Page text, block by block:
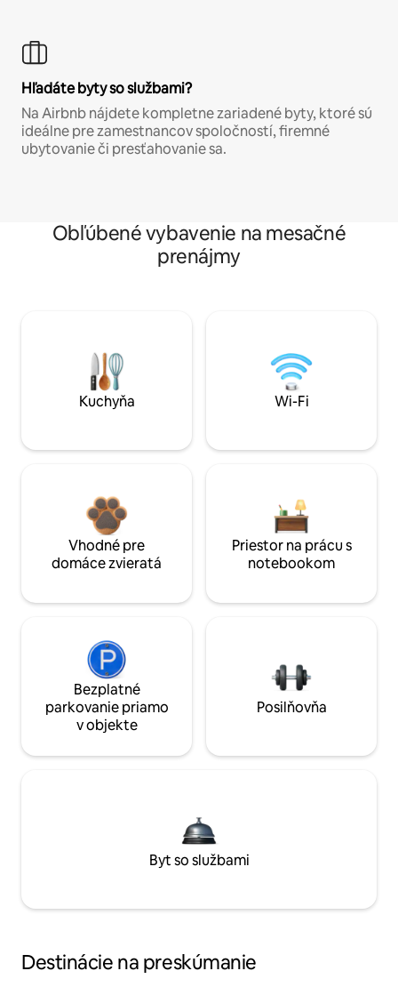
Hľadáte byty so službami?
Na Airbnb nájdete kompletne zariadené byty, ktoré sú
ideálne pre zamestnancov spoločností, firemné
ubytovanie či presťahovanie sa.
Obľúbené vybavenie na mesačné
prenájmy
Kuchyňa Wi-Fi
Vhodné pre
domáce zvieratá
Priestor na prácu s
notebookom
Bezplatné
parkovanie priamo
v objekte
Posilňovňa
Byt so službami
Destinácie na preskúmanie